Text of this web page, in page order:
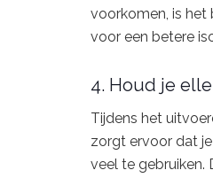
voorkomen, is het
voor een betere
4. Houd je
Tijdens het
zorgt ervoor dat
veel te gebruiken.